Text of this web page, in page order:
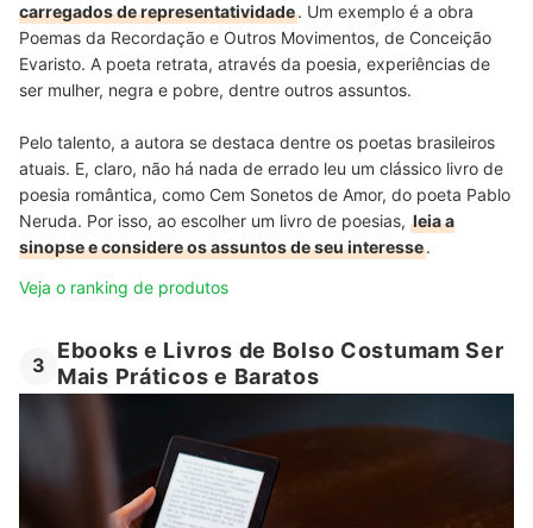
carregados de representatividade. Um exemplo é a obra
Poemas da Recordação e Outros Movimentos, de Conceição
Evaristo. A poeta retrata, através da poesia, experiências de
ser mulher, negra e pobre, dentre outros assuntos.
Pelo talento, a autora se destaca dentre os poetas brasileiros
atuais. E, claro, não há nada de errado leu um clássico livro de
poesia romântica, como Cem Sonetos de Amor, do poeta Pablo
Neruda. Por isso, ao escolher um livro de poesias, leia a
sinopse e considere os assuntos de seu interesse.
Veja o ranking de produtos
3
Ebooks e Livros de Bolso Costumam Ser
Mais Práticos e Baratos